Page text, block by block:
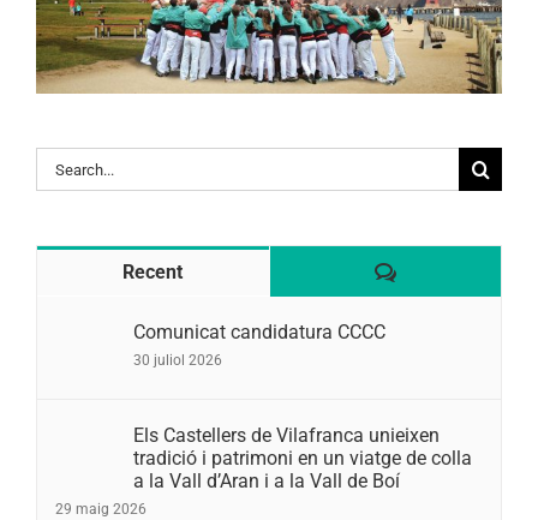
Search
for:
Recent Comentaris
Comunicat candidatura CCCC
30 juliol 2026
Els Castellers de Vilafranca unieixen
tradició i patrimoni en un viatge de colla
a la Vall d’Aran i a la Vall de Boí
29 maig 2026